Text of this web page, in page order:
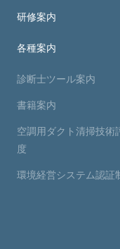
研修案内
各種案内
診断士ツール案内
書籍案内
空調用ダクト清掃技術
度
環境経営システム認証